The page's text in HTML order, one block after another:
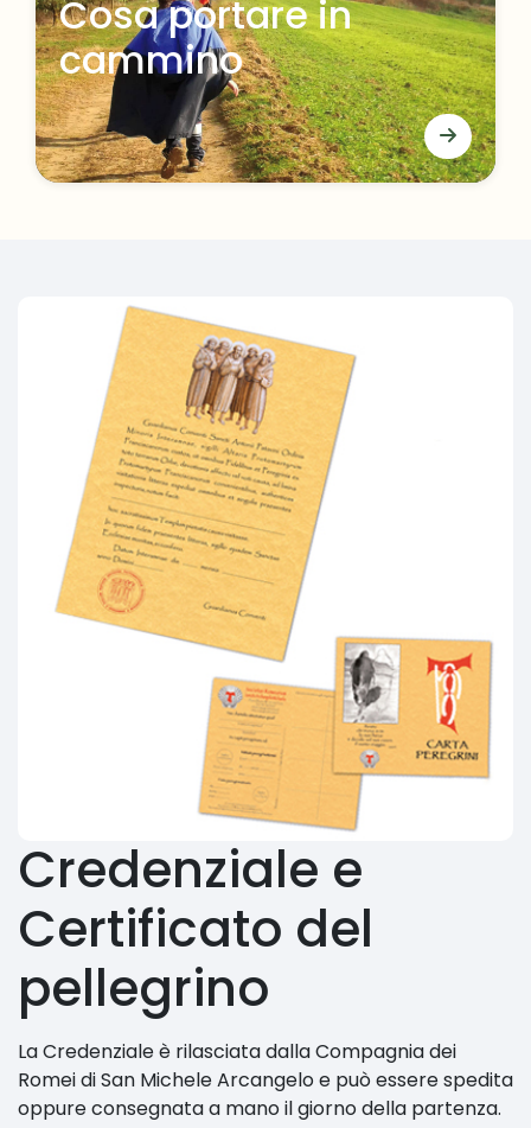
Cosa portare in
cammino
Credenziale e
Certificato del
pellegrino
La Credenziale è rilasciata dalla Compagnia dei
Romei di San Michele Arcangelo e può essere spedita
oppure consegnata a mano il giorno della partenza.